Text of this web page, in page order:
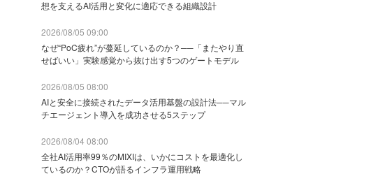
想を支えるAI活用と変化に適応できる組織設計
2026/08/05 09:00
なぜ“PoC疲れ”が蔓延しているのか？──「またやり直
せばいい」実験感覚から抜け出す5つのゲートモデル
2026/08/05 08:00
AIと安全に接続されたデータ活用基盤の設計法──マル
チエージェント導入を成功させる5ステップ
2026/08/04 08:00
全社AI活用率99％のMIXIは、いかにコストを最適化し
ているのか？CTOが語るインフラ運用戦略